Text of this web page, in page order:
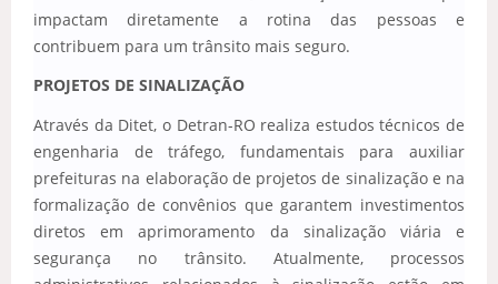
impactam diretamente a rotina das pessoas e
contribuem para um trânsito mais seguro.
PROJETOS DE SINALIZAÇÃO
Através da Ditet, o Detran-RO realiza estudos técnicos de
engenharia de tráfego, fundamentais para auxiliar
prefeituras na elaboração de projetos de sinalização e na
formalização de convênios que garantem investimentos
diretos em aprimoramento da sinalização viária e
segurança no trânsito. Atualmente, processos